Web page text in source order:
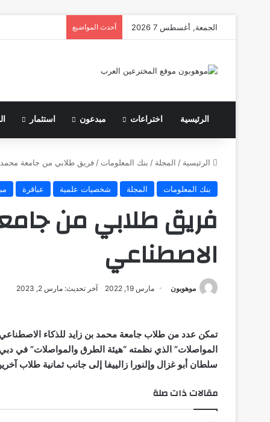
الجمعة, أغسطس 7 2026 أحدث المواضيع
الرئيسية اختراعات مبدعون استثمار
الرئيسية / المجلة / بنك المعلومات / فريق طلابي من جامعة محمد
بنك المعلومات المجلة شخصيات علمية عباقرة
فريق طلابي من
الاصطناعي
موهوبون مارس 19, 2022 آخر تحديث: مارس 2, 2023
المواصلات” الذي نظمته “هيئة الطرق والمواصلات” في
سلطان أبو غزال وإلنورا زالييفا إلى جانب ثمانية طلاب
مقالات ذات صلة